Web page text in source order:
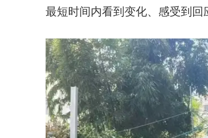
最短时间内看到变化、感受到回